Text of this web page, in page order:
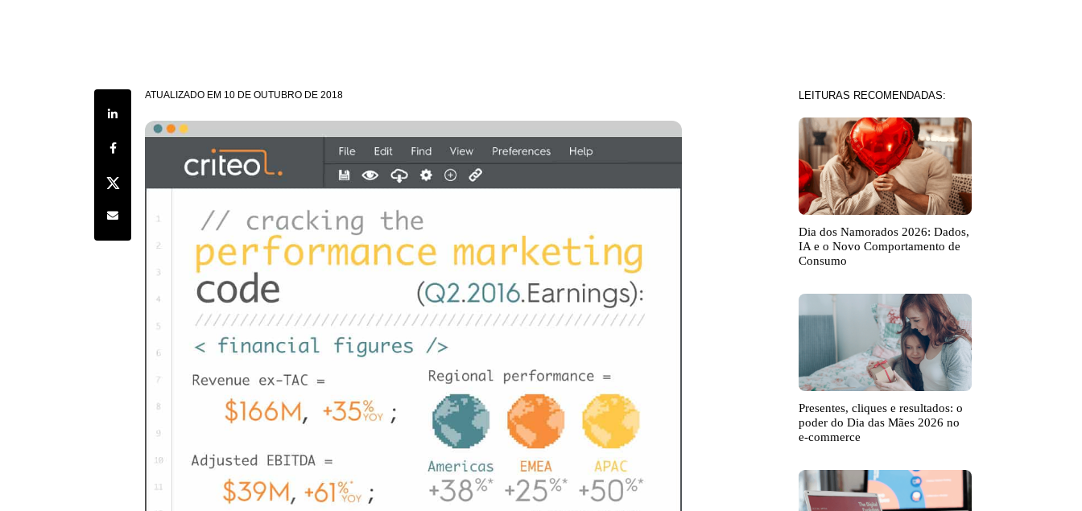
Share on LinkedIn
Share on Facebook
Share on Twitter
Share by e-mail
ATUALIZADO EM 10 DE OUTUBRO DE 2018 LEITURAS RECOMENDADAS:
Dia dos Namorados 2026: Dados,
IA e o Novo Comportamento de
Consumo
Presentes, cliques e resultados: o
poder do Dia das Mães 2026 no
e-commerce